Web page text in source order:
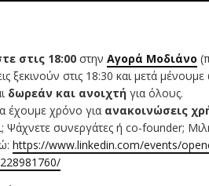
στις 18:00 στην Αγορά Μοδιάνο
ξεκινούν στις 18:30 και μετά
δωρεάν και ανοιχτή για όλους.
έχουμε χρόνο για ανακοινώσεις
Ψάχνετε συνεργάτες ή co-founder;
https://www.linkedin.com/events/